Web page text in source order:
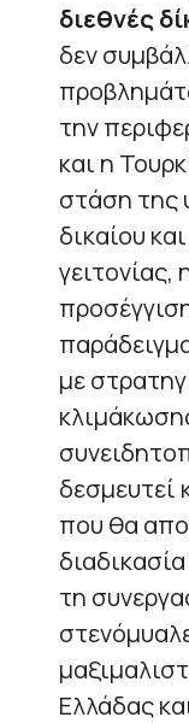
διεθνές
δεν
την
και η
στάση της
δικαίου
με
δεσμευτεί
που θα
τη
Ελλάδας